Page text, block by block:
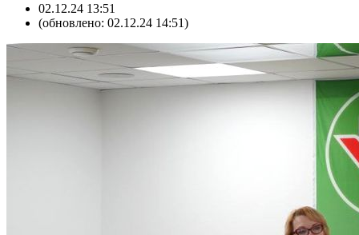
02.12.24 13:51
(обновлено: 02.12.24 14:51)